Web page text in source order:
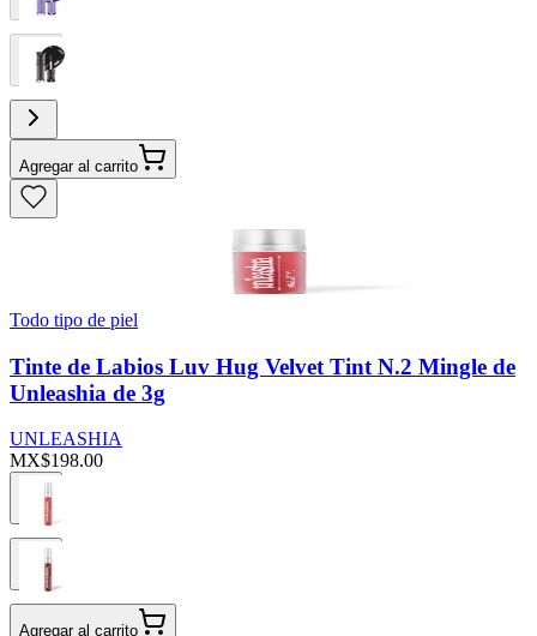
Agregar al carrito
Todo tipo de piel
Tinte de Labios Luv Hug Velvet Tint N.2 Mingle de
Unleashia de 3g
UNLEASHIA
MX$198.00
Agregar al carrito